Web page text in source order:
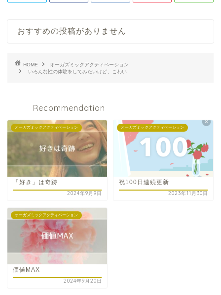
おすすめの投稿がありません
HOME
オーガズミックアクティベーション
いろんな性の体験をしてみたいけど、こわい
Recommendation
オーガズミックアクティベーション
「好き」は奇跡
2024年9月9日
オーガズミックアクティベーション
祝100日連続更新
2023年11月30日
オーガズミックアクティベーション
価値MAX
2024年9月20日